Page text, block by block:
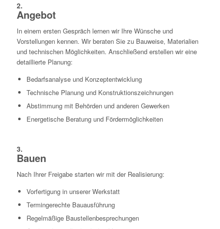
2.
Angebot
In einem ersten Gespräch lernen wir Ihre Wünsche und
Vorstellungen kennen. Wir beraten Sie zu Bauweise, Materialien
und technischen Möglichkeiten. Anschließend erstellen wir eine
detaillierte Planung:
Bedarfsanalyse und Konzeptentwicklung
Technische Planung und Konstruktionszeichnungen
Abstimmung mit Behörden und anderen Gewerken
Energetische Beratung und Fördermöglichkeiten
3.
Bauen
Nach Ihrer Freigabe starten wir mit der Realisierung:
Vorfertigung in unserer Werkstatt
Termingerechte Bauausführung
Regelmäßige Baustellenbesprechungen